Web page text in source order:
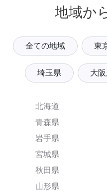
地域か
全ての地域 東
埼玉県 大
北海道
青森県
岩手県
宮城県
秋田県
山形県